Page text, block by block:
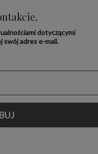
dotyczącymi
swój adres e-mail.